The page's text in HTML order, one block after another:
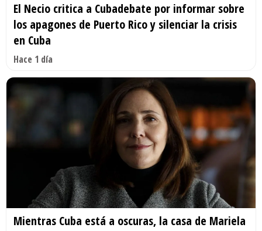
El Necio critica a Cubadebate por informar sobre
los apagones de Puerto Rico y silenciar la crisis
en Cuba
Hace 1 día
Mientras Cuba está a oscuras, la casa de Mariela